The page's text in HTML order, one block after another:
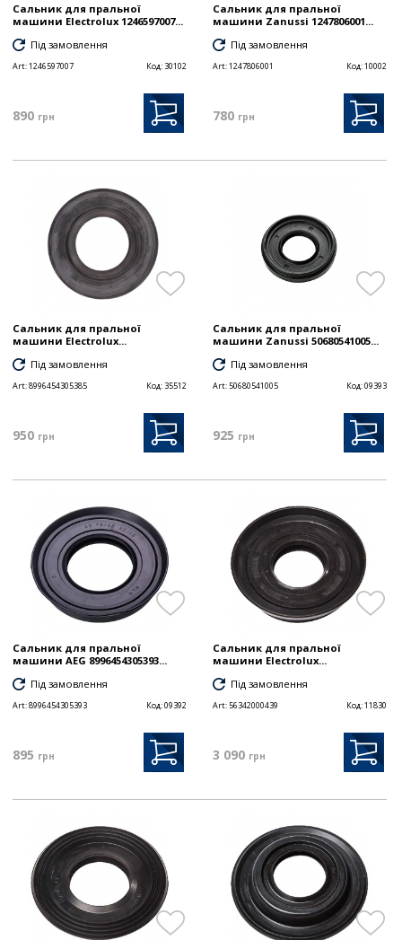
Сальник для пральної
машини Electrolux 1246597007...
Під замовлення
Art:1246597007 Код: 30102
890 грн
Сальник для пральної
машини Zanussi 1247806001...
Під замовлення
Art:1247806001 Код:10002
780 грн
Сальник для пральної
машини Electrolux...
Під замовлення
Art:8996454305385 Код: 35512
950 грн
Сальник для пральної
машини Zanussi 50680541005...
Під замовлення
Art:50680541005 Код:09393
925 грн
Сальник для пральної
машини AEG 8996454305393...
Під замовлення
Art:8996454305393 Код:09392
895 грн
Сальник для пральної
машини Electrolux...
Під замовлення
Art:56342000439 Код:11830
3 090 грн